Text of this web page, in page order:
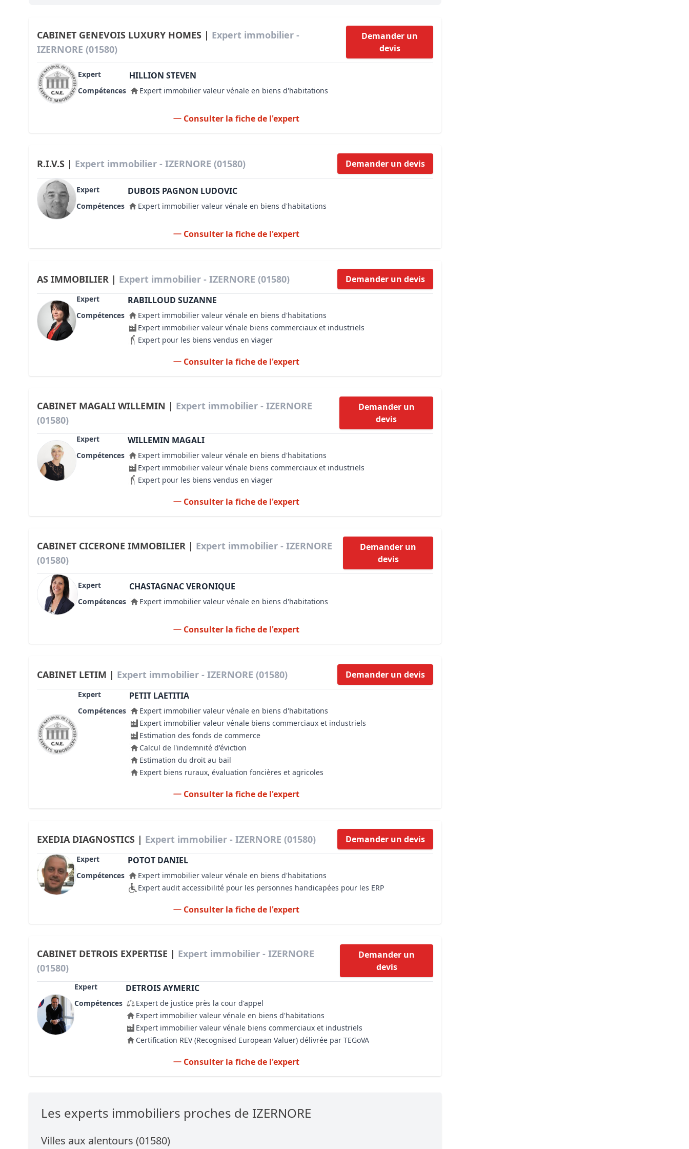
Règles d’urbanisme
Pathologies des bâtiments
Lecture et compréhension d’un Plan Local d’Urbanisme (PLU)
Droit de l'environnement et de l'immobilier
Estimer le droit au bail
Développer et organiser l'activité de Syndic
Biens d’exception, belles demeures, châteaux et traits de côte
Expertise pré-achat
CABINET GENEVOIS LUXURY HOMES | Expert immobilier -
IZERNORE (01580)
Demander un
devis
Expert HILLION STEVEN
Compétences Expert immobilier valeur vénale en biens d'habitations
Consulter la fiche de l'expert
R.I.V.S | Expert immobilier - IZERNORE (01580) Demander un devis
Expert DUBOIS PAGNON LUDOVIC
Compétences Expert immobilier valeur vénale en biens d'habitations
Consulter la fiche de l'expert
AS IMMOBILIER | Expert immobilier - IZERNORE (01580) Demander un devis
Expert RABILLOUD SUZANNE
Compétences
Expert immobilier valeur vénale en biens d'habitations
Expert immobilier valeur vénale biens commerciaux et industriels
Expert pour les biens vendus en viager
Consulter la fiche de l'expert
CABINET MAGALI WILLEMIN | Expert immobilier - IZERNORE
(01580)
Demander un
devis
Expert WILLEMIN MAGALI
Compétences
Expert immobilier valeur vénale en biens d'habitations
Expert immobilier valeur vénale biens commerciaux et industriels
Expert pour les biens vendus en viager
Consulter la fiche de l'expert
CABINET CICERONE IMMOBILIER | Expert immobilier - IZERNORE
(01580)
Demander un
devis
Expert CHASTAGNAC VERONIQUE
Compétences Expert immobilier valeur vénale en biens d'habitations
Consulter la fiche de l'expert
CABINET LETIM | Expert immobilier - IZERNORE (01580) Demander un devis
Expert PETIT LAETITIA
Compétences
Expert immobilier valeur vénale en biens d'habitations
Expert immobilier valeur vénale biens commerciaux et industriels
Estimation des fonds de commerce
Calcul de l'indemnité d'éviction
Estimation du droit au bail
Expert biens ruraux, évaluation foncières et agricoles
Consulter la fiche de l'expert
EXEDIA DIAGNOSTICS | Expert immobilier - IZERNORE (01580) Demander un devis
Expert POTOT DANIEL
Compétences
Expert immobilier valeur vénale en biens d'habitations
Expert audit accessibilité pour les personnes handicapées pour les ERP
Consulter la fiche de l'expert
CABINET DETROIS EXPERTISE | Expert immobilier - IZERNORE
(01580)
Demander un
devis
Expert DETROIS AYMERIC
Compétences
Expert de justice près la cour d'appel
Expert immobilier valeur vénale en biens d'habitations
Expert immobilier valeur vénale biens commerciaux et industriels
Certification REV (Recognised European Valuer) délivrée par TEGoVA
Consulter la fiche de l'expert
Les experts immobiliers proches de IZERNORE
Villes aux alentours (01580)